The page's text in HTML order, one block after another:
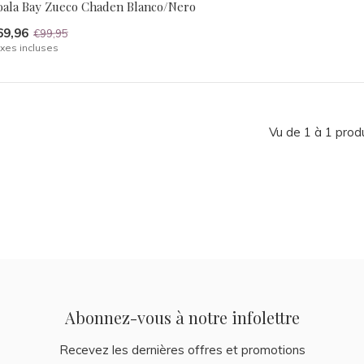
Bay Zueco Chaden Blanco/Nero
€99,95
incluses
Vu de 1 à 1
Abonnez-vous à notre infolettre
Recevez les dernières offres et promotions